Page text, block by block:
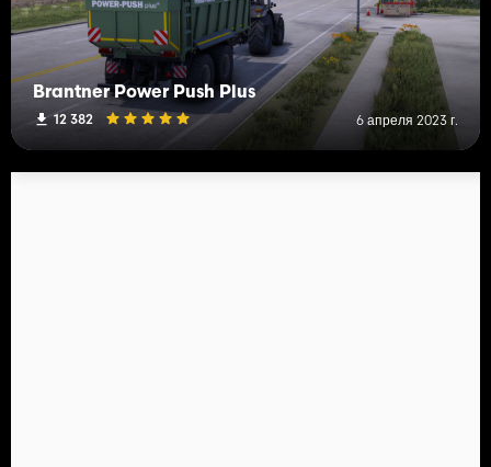
Brantner Power Push Plus
12 382 6 апреля 2023 г.